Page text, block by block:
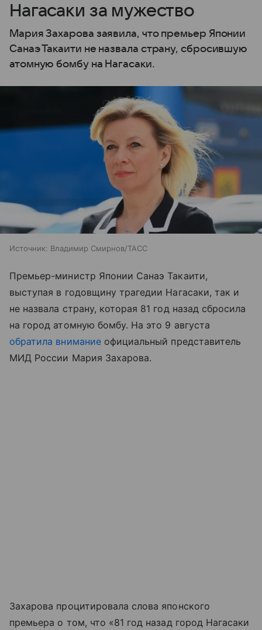
Нагасаки за мужество
Мария Захарова заявила, что премьер Японии
Санаэ Такаити не назвала страну, сбросившую
атомную бомбу на Нагасаки.
Источник: Владимир Смирнов/ТАСС
Премьер-министр Японии Санаэ Такаити,
выступая в годовщину трагедии Нагасаки, так и
не назвала страну, которая 81 год назад сбросила
на город атомную бомбу. На это 9 августа
обратила вниманиеофициальный представитель
МИД России Мария Захарова.
Захарова процитировала слова японского
премьера о том, что «81 год назад город Нагасаки